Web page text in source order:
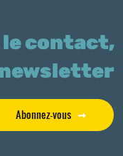
le contact,
Abonnez-vous